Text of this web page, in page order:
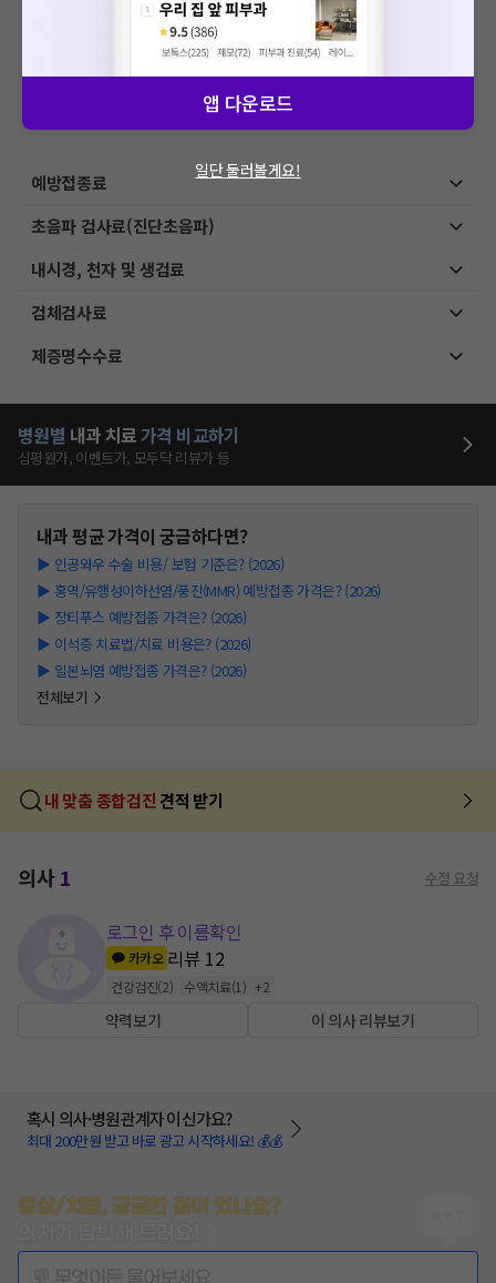
비급여 항목의 경우,추가비용 등으로 실제 가격과 상이할 수 있으니, 정확
한 가격은 해당 의료기관에 직접 문의해주세요.
건강보험심사평가원에 고지되어 있는 급여 진료 기준 가
격입니다. (진료와 연관된 복합적인 비용이 추가되어, 병원마다 금액이 다르게
산정될 수 있는 점 참고 바랍니다.)
VAT 포함
예방접종료
초음파 검사료(진단초음파)
내시경, 천자 및 생검료
검체검사료
제증명수수료
병원별 내과 치료가격 비교하기
심평원가, 이벤트가, 모두닥 리뷰가 등
내과평균 가격이 궁금하다면?
▶ 인공와우 수술 비용/ 보험 기준은? (2026)
▶ 홍역/유행성이하선염/풍진(MMR) 예방접종 가격은? (2026)
▶ 장티푸스 예방접종 가격은? (2026)
▶ 이석증 치료법/치료 비용은? (2026)
▶ 일본뇌염 예방접종 가격은? (2026)
전체보기
내 맞춤 종합검진 견적 받기
의사1 수정 요청
로그인 후 이름확인
카카오 리뷰 12
건강검진(2) 수액치료(1 ) +2
약력보기 이 의사 리뷰보기
혹시 의사·병원관계자 이신가요?
최대 200만원 받고 바로 광고 시작하세요! 💰💰
증상/치료, 궁금한 점이 있나요?
앱 다운로드
일단 둘러볼게요!